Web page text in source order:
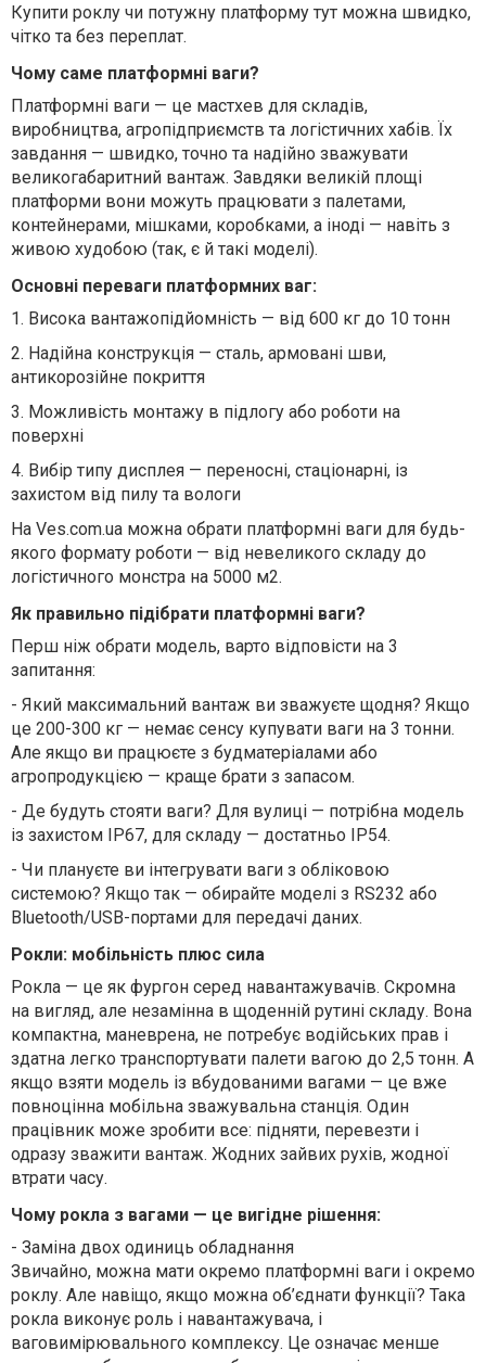
Купити роклу чи потужну платформу тут можна швидко,
чітко та без переплат.
Чому саме платформні ваги?
Платформні ваги — це мастхев для складів,
виробництва, агропідприємств та логістичних хабів. Їх
завдання — швидко, точно та надійно зважувати
великогабаритний вантаж. Завдяки великій площі
платформи вони можуть працювати з палетами,
контейнерами, мішками, коробками, а іноді — навіть з
живою худобою (так, є й такі моделі).
Основні переваги платформних ваг:
1. Висока вантажопідйомність — від 600 кг до 10 тонн
2. Надійна конструкція — сталь, армовані шви,
антикорозійне покриття
3. Можливість монтажу в підлогу або роботи на
поверхні
4. Вибір типу дисплея — переносні, стаціонарні, із
захистом від пилу та вологи
На Ves.com.ua можна обрати платформні ваги для будь-
якого формату роботи — від невеликого складу до
логістичного монстра на 5000 м2.
Як правильно підібрати платформні ваги?
Перш ніж обрати модель, варто відповісти на 3
запитання:
- Який максимальний вантаж ви зважуєте щодня? Якщо
це 200-300 кг — немає сенсу купувати ваги на 3 тонни.
Але якщо ви працюєте з будматеріалами або
агропродукцією — краще брати з запасом.
- Де будуть стояти ваги? Для вулиці — потрібна модель
із захистом IP67, для складу — достатньо IP54.
- Чи плануєте ви інтегрувати ваги з обліковою
системою? Якщо так — обирайте моделі з RS232 або
Bluetooth/USB-портами для передачі даних.
Рокли: мобільність плюс сила
Рокла — це як фургон серед навантажувачів. Скромна
на вигляд, але незамінна в щоденній рутині складу. Вона
компактна, маневрена, не потребує водійських прав і
здатна легко транспортувати палети вагою до 2,5 тонн. А
якщо взяти модель із вбудованими вагами — це вже
повноцінна мобільна зважувальна станція. Один
працівник може зробити все: підняти, перевезти і
одразу зважити вантаж. Жодних зайвих рухів, жодної
втрати часу.
Чому рокла з вагами — це вигідне рішення:
- Заміна двох одиниць обладнання
Звичайно, можна мати окремо платформні ваги і окремо
роклу. Але навіщо, якщо можна об’єднати функції? Така
рокла виконує роль і навантажувача, і
ваговимірювального комплексу. Це означає менше